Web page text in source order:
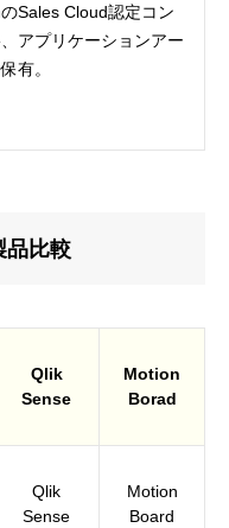
Sales Cloud認定コン
アプリケーションアー
有。
比較
Qlik
Sense
Motion
Borad
Qlik
Sense
Motion
Board